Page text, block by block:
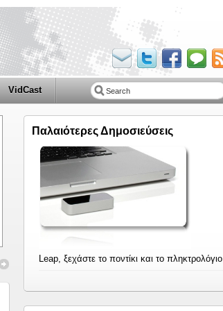
VidCast
Παλαιότερες Δημοσιεύσεις
Leap, ξεχάστε το ποντίκι και το πληκτρολόγιο